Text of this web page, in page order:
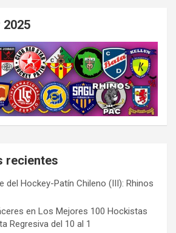
2025
recientes
del Hockey-Patín Chileno (III): Rhinos
en Los Mejores 100 Hockistas
Regresiva del 10 al 1